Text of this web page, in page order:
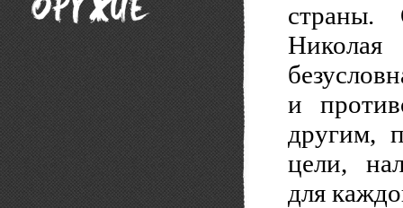
страны.
и
другим,
цели,
для